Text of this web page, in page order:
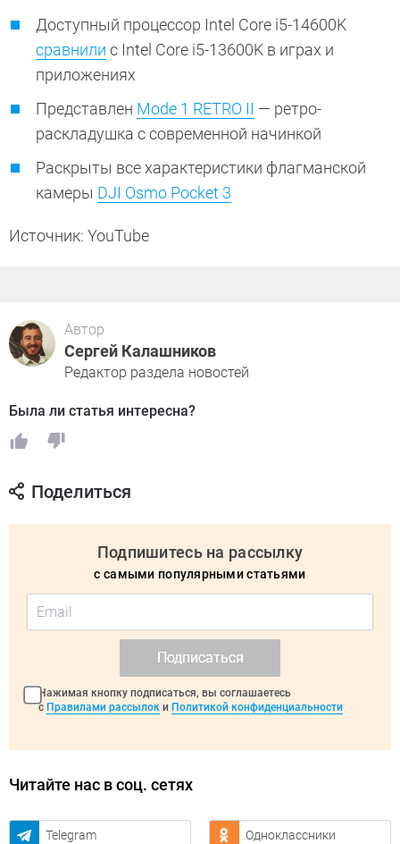
Доступный процессор Intel Core i5-14600K
сравнили с Intel Core i5-13600K в играх и
приложениях
Представлен Mode 1 RETRO II — ретро-
раскладушка с современной начинкой
Раскрыты все характеристики флагманской
камеры DJI Osmo Pocket 3
Источник: YouTube
Автор
Сергей Калашников
Редактор раздела новостей
Была ли статья интересна?
Поделиться
Подпишитесь на рассылку
с самыми популярными статьями
Подписаться
Нажимая кнопку подписаться, вы соглашаетесь
с Правилами рассылок и Политикой конфиденциальности
Читайте нас в соц. сетях
Telegram Одноклассники